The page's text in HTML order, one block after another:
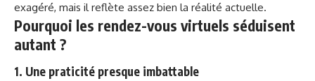
exagéré, mais il reflète assez bien la réalité actuelle.
Pourquoi les rendez-vous virtuels séduisent
autant ?
1. Une praticité presque imbattable